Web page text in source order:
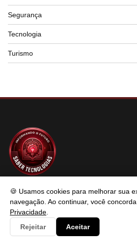
🍪 Usamos cookies para melhorar sua
navegação. Ao continuar, você
Privacidade
Rejeitar
Aceitar
Segurança
Tecnologia
Turismo
Saber Tecnologias é um portal de
em informar e resolver os problemas do